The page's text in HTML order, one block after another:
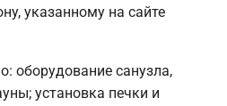
указанному на сайте
оборудование санузла,
установка печки и